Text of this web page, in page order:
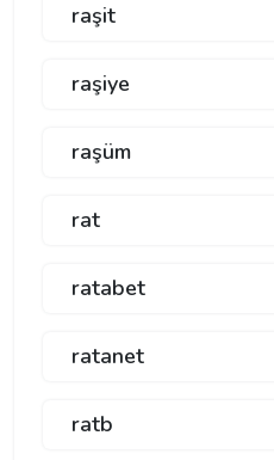
raşit
raşiye
raşüm
rat
ratabet
ratanet
ratb